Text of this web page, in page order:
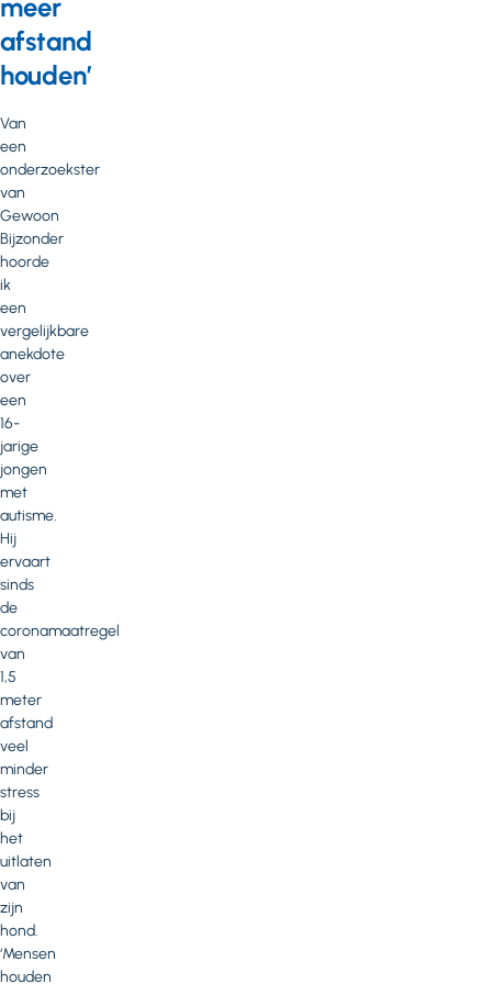
meer
afstand
houden’
Van
een
onderzoekster
van
Gewoon
Bijzonder
hoorde
ik
een
vergelijkbare
anekdote
over
een
16-
jarige
jongen
met
autisme.
Hij
ervaart
sinds
de
coronamaatregel
van
1,5
meter
afstand
veel
minder
stress
bij
het
uitlaten
van
zijn
hond.
‘Mensen
houden